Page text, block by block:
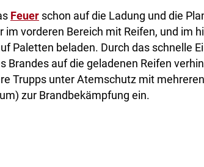
Feuer schon auf die Ladung und die
vorderen Bereich mit Reifen, und im
Paletten beladen. Durch das schnelle
Brandes auf die geladenen Reifen
Trupps unter Atemschutz mit mehreren
zur Brandbekämpfung ein.